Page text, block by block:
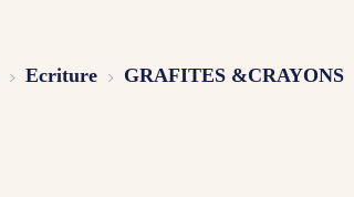
Ecriture GRAFITES &CRAYONS